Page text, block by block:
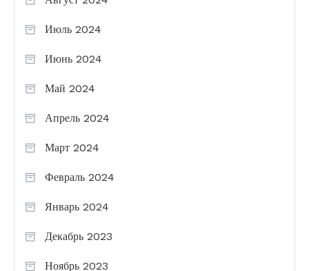
Июль 2024
Июнь 2024
Май 2024
Апрель 2024
Март 2024
Февраль 2024
Январь 2024
Декабрь 2023
Ноябрь 2023